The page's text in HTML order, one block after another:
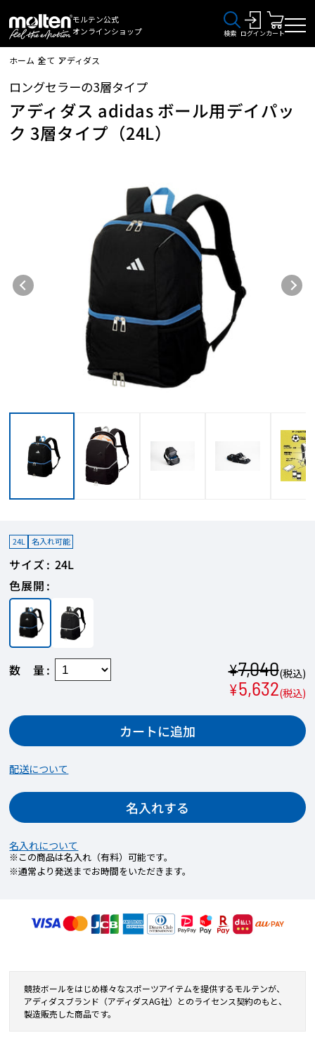
モルテン公式
オンラインショップ
検索 ログインカート
ホーム 全て アディダス
ロングセラーの3層タイプ
アディダス adidas ボール用デイパッ
ク 3層タイプ（24L）
24L 名入れ可能
サイズ
24L
色展開
数量 ¥7,040(税込)
¥5,632(税込)
カートに追加
配送について
名入れする
名入れについて
※この商品は名入れ（有料）可能です。
※通常より発送までお時間をいただきます。
競技ボールをはじめ様々なスポーツアイテムを提供するモルテンが、
アディダスブランド（アディダスAG社）とのライセンス契約のもと、
製造販売した商品です。